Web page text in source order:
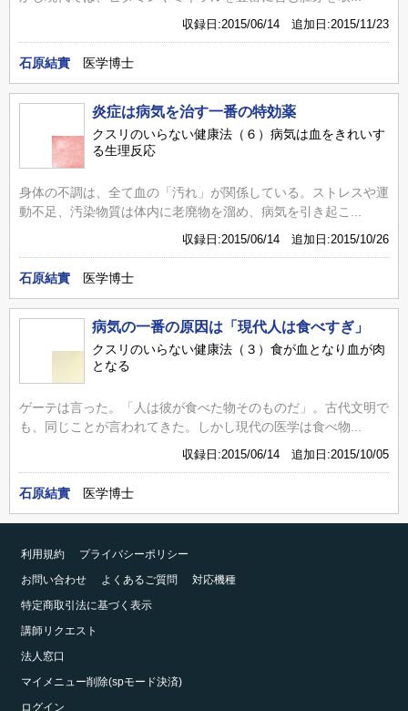
収録日:2015/06/14 追加日:2015/11/23
石原結實 医学博士
炎症は病気を治す一番の特効薬
クスリのいらない健康法（６）病気は血をきれいす
る生理反応
身体の不調は、全て血の「汚れ」が関係している。ストレスや運
動不足、汚染物質は体内に老廃物を溜め、病気を引き起こ...
収録日:2015/06/14 追加日:2015/10/26
石原結實 医学博士
病気の一番の原因は「現代人は食べすぎ」
クスリのいらない健康法（３）食が血となり血が肉
となる
ゲーテは言った。「人は彼が食べた物そのものだ」。古代文明で
も、同じことが言われてきた。しかし現代の医学は食べ物...
収録日:2015/06/14 追加日:2015/10/05
石原結實 医学博士
利用規約
プライバシーポリシー
お問い合わせ
よくあるご質問
対応機種
特定商取引法に基づく表示
講師リクエスト
法人窓口
マイメニュー削除(spモード決済)
ログイン